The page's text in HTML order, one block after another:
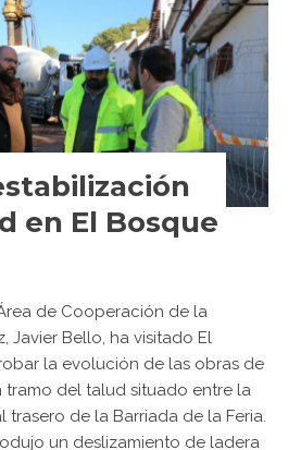
en El Bosque
de Cooperación de la
Javier Bello, ha visitado El
la evolución de las obras de
tramo del talud situado entre la
trasero de la Barriada de la Feria.
un deslizamiento de ladera